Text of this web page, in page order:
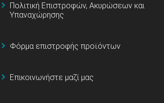
Πολιτική Επιστροφών, Ακυρώσεων και
Υπαναχώρησης
Φόρμα επιστροφής προϊόντων
Επικοινωνήστε μαζί μας